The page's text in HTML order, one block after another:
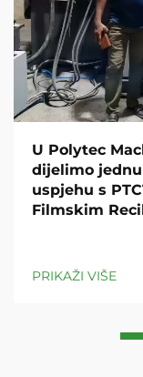
U Polytec
dijelimo
uspjehu s
Filmskim
PRIKAŽI VIŠE